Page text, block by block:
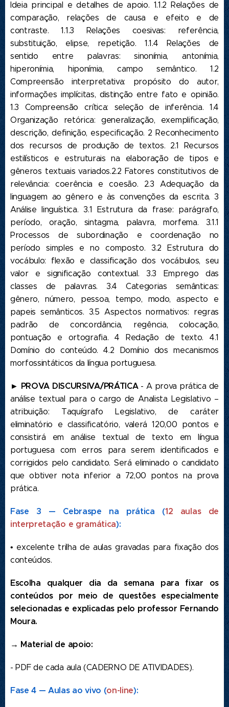
Ideia principal e detalhes de apoio. 1.1.2 Relações de
comparação, relações de causa e efeito e de
contraste. 1.1.3 Relações coesivas: referência,
substituição, elipse, repetição. 1.1.4 Relações de
sentido entre palavras: sinonímia, antonímia,
hiperonímia, hiponímia, campo semântico. 1.2
Compreensão interpretativa: propósito do autor,
informações implícitas, distinção entre fato e opinião.
1.3 Compreensão crítica: seleção de inferência. 1.4
Organização retórica: generalização, exemplificação,
descrição, definição, especificação. 2 Reconhecimento
dos recursos de produção de textos. 2.1 Recursos
estilísticos e estruturais na elaboração de tipos e
gêneros textuais variados.2.2 Fatores constitutivos de
relevância: coerência e coesão. 2.3 Adequação da
linguagem ao gênero e às convenções da escrita. 3
Análise linguística. 3.1 Estrutura da frase: parágrafo,
período, oração, sintagma, palavra, morfema. 3.1.1
Processos de subordinação e coordenação no
período simples e no composto. 3.2 Estrutura do
vocábulo: flexão e classificação dos vocábulos, seu
valor e significação contextual. 3.3 Emprego das
classes de palavras. 3.4 Categorias semânticas:
gênero, número, pessoa, tempo, modo, aspecto e
papeis semânticos. 3.5 Aspectos normativos: regras
padrão de concordância, regência, colocação,
pontuação e ortografia. 4 Redação de texto. 4.1
Domínio do conteúdo. 4.2 Domínio dos mecanismos
morfossintáticos da língua portuguesa.
► PROVA DISCURSIVA/PRÁTICA- A prova prática de
análise textual para o cargo de Analista Legislativo –
atribuição: Taquígrafo Legislativo, de caráter
eliminatório e classificatório, valerá 120,00 pontos e
consistirá em análise textual de texto em língua
portuguesa com erros para serem identificados e
corrigidos pelo candidato. Será eliminado o candidato
que obtiver nota inferior a 72,00 pontos na prova
prática.
Fase 3 — Cebraspe na prática (12 aulas de
interpretação e gramática):
• excelente trilha de aulas gravadas para fixação dos
conteúdos.
Escolha qualquer dia da semana para fixar os
conteúdos por meio de questões especialmente
selecionadas e explicadas pelo professor Fernando
Moura.
→ Material de apoio:
- PDF de cada aula (CADERNO DE ATIVIDADES).
Fase 4 — Aulas ao vivo (on-line):